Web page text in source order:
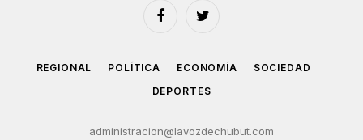
FacebookTwitter
REGIONAL POLÍTICA ECONOMÍA
SOCIEDAD
DEPORTES
administracion@lavozdechubut.com